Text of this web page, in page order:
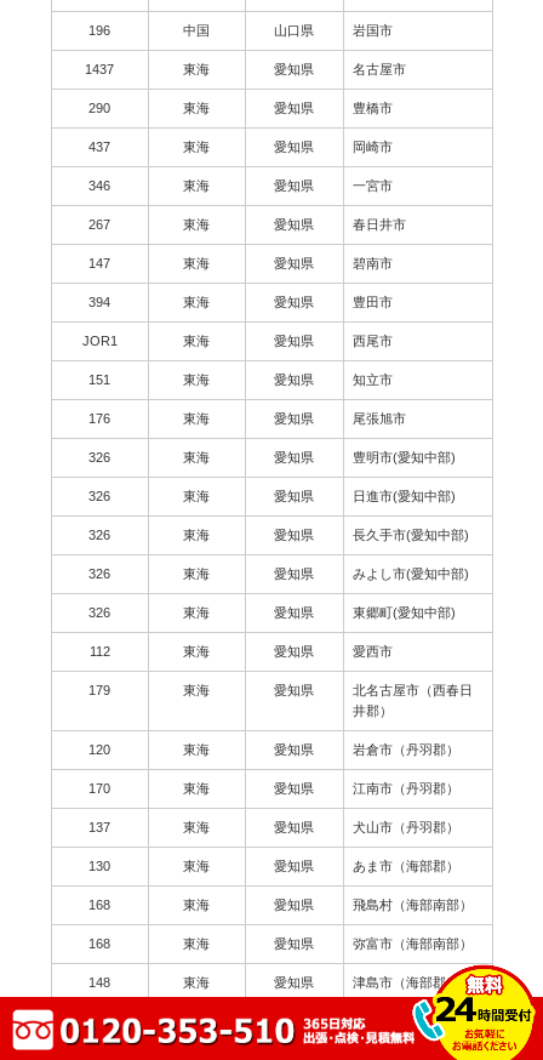
196 中国 山口県 岩国市
1437 東海 愛知県 名古屋市
290 東海 愛知県 豊橋市
437 東海 愛知県 岡崎市
346 東海 愛知県 一宮市
267 東海 愛知県 春日井市
147 東海 愛知県 碧南市
394 東海 愛知県 豊田市
JOR1 東海 愛知県 西尾市
151 東海 愛知県 知立市
176 東海 愛知県 尾張旭市
326 東海 愛知県 豊明市(愛知中部)
326 東海 愛知県 日進市(愛知中部)
326 東海 愛知県 長久手市(愛知中部)
326 東海 愛知県 みよし市(愛知中部)
326 東海 愛知県 東郷町(愛知中部)
112 東海 愛知県 愛西市
179 東海 愛知県
北名古屋市（西春日
井郡）
120 東海 愛知県 岩倉市（丹羽郡）
170 東海 愛知県 江南市（丹羽郡）
137 東海 愛知県 犬山市（丹羽郡）
130 東海 愛知県 あま市（海部郡）
168 東海 愛知県 飛島村（海部南部）
168 東海 愛知県 弥富市（海部南部）
148 東海 愛知県 津島市（海部郡）
209 東海 愛知県 常滑市（知多郡）